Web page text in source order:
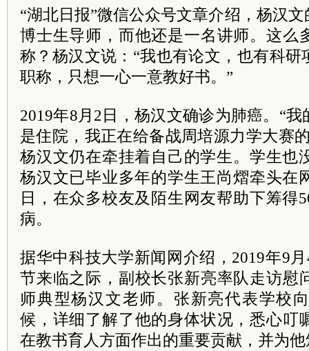
“湖北日报”微信公众号文章介绍，杨汉
博士生导师，而他还是一名讲师。这么
称？杨汉文说：“我也有论文，也有科
职称，只想一心一意教好书。”
2019年8月2日，杨汉文确诊为肺癌。“
是住院，我正在给备战周培源力学大赛
杨汉文仍在牵挂着自己的学生。学生也
杨汉文已毕业多年的学生王尚熠牵头在
日，在众多校友及陌生网友帮助下筹得
病。
据华中科技大学新闻网介绍，2019年9
节来临之际，副校长张新亮率队走访慰
师典型杨汉文老师。张新亮代表学校
候，详细了解了他的身体状况，悉心叮
在教书育人方面作出的重要贡献，并为